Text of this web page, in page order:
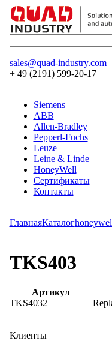
sales@quad-industry.com|
+ 49 (2191) 599-20-17
Siemens
ABB
Allen-Bradley
Pepperl-Fuchs
Leuze
Leine & Linde
HoneyWell
Сертификаты
Контакты
ГлавнаяКаталог
TKS403
Артикул
TKS4032
Клиенты